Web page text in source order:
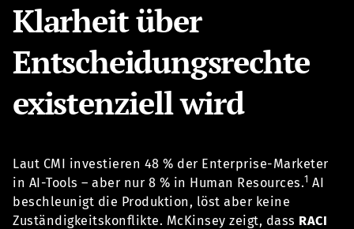
Klarheit über
Entscheidungsrechte
existenziell wird
Laut CMI investieren 48 % der Enterprise-Marketer
in AI-Tools – aber nur 8 % in Human Resources.1 AI
beschleunigt die Produktion, löst aber keine
Zuständigkeitskonflikte. McKinsey zeigt, dass RACI